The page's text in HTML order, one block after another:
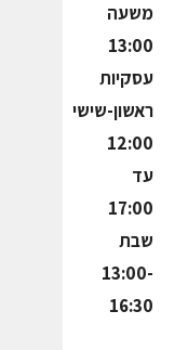
משעה
13:00
עסקיות
ראשון-שישי
12:00
עד
17:00
שבת
13:00-
16:30